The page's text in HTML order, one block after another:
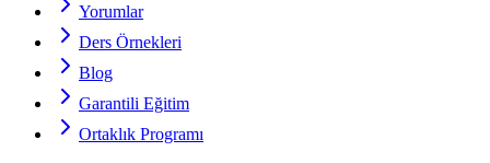
Yorumlar
Ders Örnekleri
Blog
Garantili Eğitim
Ortaklık Programı